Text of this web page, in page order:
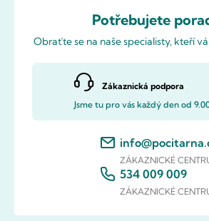
Potřebujete
Obraťte se na naše specialisty, kteří
Zákaznická podpora
Jsme tu pro vás každý den od
ZÁKAZNICKÉ
534 009 009
ZÁKAZNICKÉ